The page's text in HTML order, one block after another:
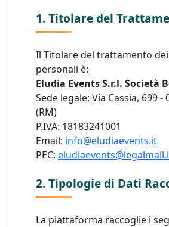
1. Titolare del
Il Titolare del trattamento
personali è:
Eludia Events S.r.l. Società
Sede legale: Via Cassia, 699 -
(RM)
P.IVA: 18183241001
Email: info@eludiaevents.it
PEC:
2. Tipologie di Dati
La piattaforma raccoglie i